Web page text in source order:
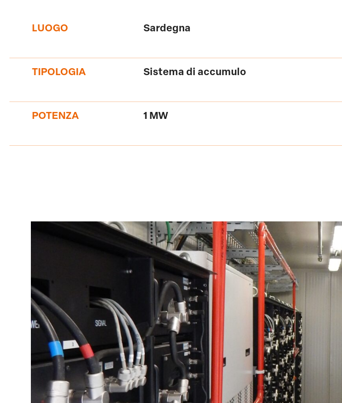
LUOGO Sardegna
TIPOLOGIA Sistema di accumulo
POTENZA 1 MW